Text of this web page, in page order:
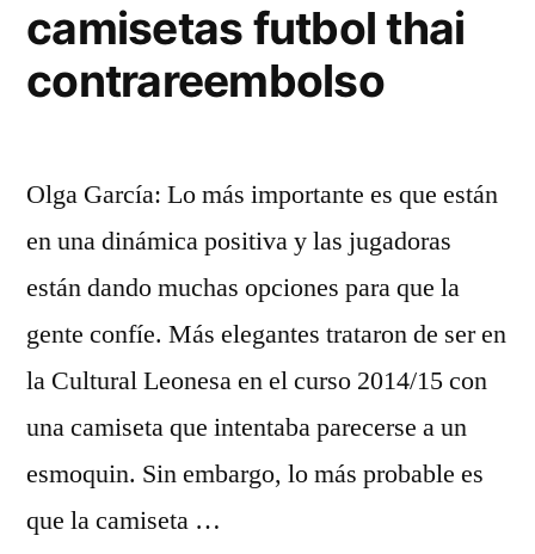
camisetas futbol thai
contrareembolso
Olga García: Lo más importante es que están
en una dinámica positiva y las jugadoras
están dando muchas opciones para que la
gente confíe. Más elegantes trataron de ser en
la Cultural Leonesa en el curso 2014/15 con
una camiseta que intentaba parecerse a un
esmoquin. Sin embargo, lo más probable es
que la camiseta …